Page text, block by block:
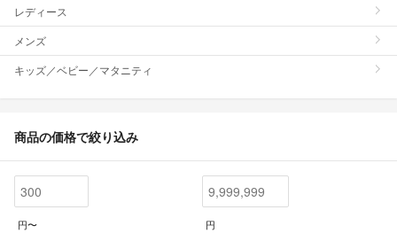
レディース
メンズ
キッズ／ベビー／マタニティ
商品の価格で絞り込み
円〜 円